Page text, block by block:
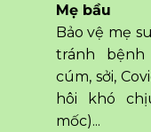
Mẹ bầu
Bảo vệ mẹ
tránh
cúm, sởi,
hôi khó
mốc)...